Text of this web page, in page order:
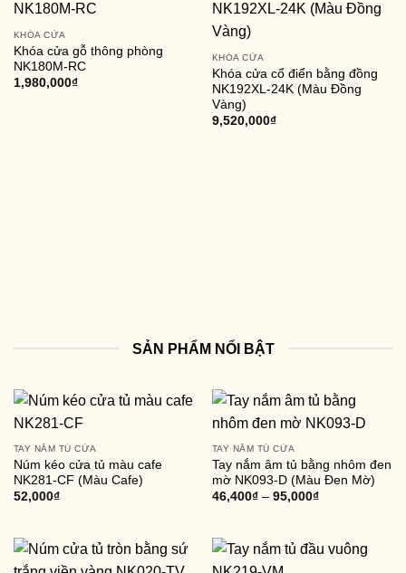
KHÓA CỬA
Khóa cửa gỗ thông phòng
NK180M-RC
1,980,000₫
KHÓA CỬA
Khóa cửa cổ điển bằng đồng
NK192XL-24K (Màu Đồng
Vàng)
9,520,000₫
SẢN PHẨM NỔI BẬT
TAY NẮM TỦ CỬA
Núm kéo cửa tủ màu cafe
NK281-CF (Màu Cafe)
52,000₫
TAY NẮM TỦ CỬA
Tay nắm âm tủ bằng nhôm đen
mờ NK093-D (Màu Đen Mờ)
46,400₫– 95,000₫